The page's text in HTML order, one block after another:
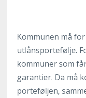
Kommunen må
utlånsportefølje.
kommuner som
garantier. Da må
porteføljen,